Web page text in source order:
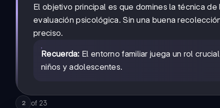
El objetivo principal es que domines la técnica
evaluación psicológica. Sin una buena
preciso.
Recuerda: El entorno familiar juega un rol
niños y adolescentes.
2 of 23